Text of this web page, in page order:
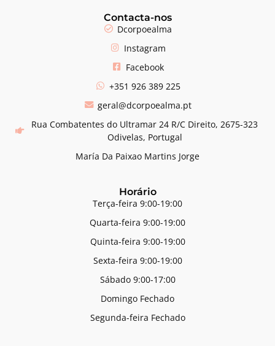
Contacta-nos
Dcorpoealma
Instagram
Facebook
+351 926 389 225
geral@dcorpoealma.pt
Rua Combatentes do Ultramar 24 R/C Direito, 2675-323
Odivelas, Portugal
María Da Paixao Martins Jorge
Horário
Terça-feira 9:00-19:00
Quarta-feira 9:00-19:00
Quinta-feira 9:00-19:00
Sexta-feira 9:00-19:00
Sábado 9:00-17:00
Domingo Fechado
Segunda-feira Fechado